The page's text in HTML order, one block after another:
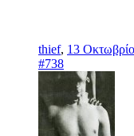
thief, 13
#738